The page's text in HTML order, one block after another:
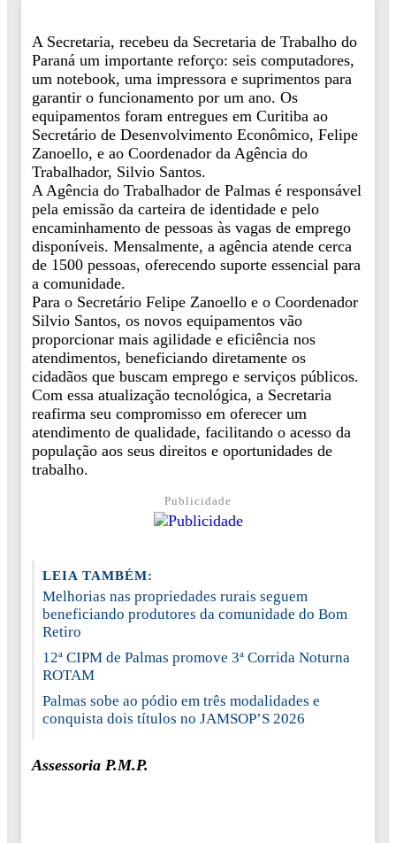
A Secretaria, recebeu da Secretaria de Trabalho do
Paraná um importante reforço: seis computadores,
um notebook, uma impressora e suprimentos para
garantir o funcionamento por um ano. Os
equipamentos foram entregues em Curitiba ao
Secretário de Desenvolvimento Econômico, Felipe
Zanoello, e ao Coordenador da Agência do
Trabalhador, Silvio Santos.
A Agência do Trabalhador de Palmas é responsável
pela emissão da carteira de identidade e pelo
encaminhamento de pessoas às vagas de emprego
disponíveis. Mensalmente, a agência atende cerca
de 1500 pessoas, oferecendo suporte essencial para
a comunidade.
Para o Secretário Felipe Zanoello e o Coordenador
Silvio Santos, os novos equipamentos vão
proporcionar mais agilidade e eficiência nos
atendimentos, beneficiando diretamente os
cidadãos que buscam emprego e serviços públicos.
Com essa atualização tecnológica, a Secretaria
reafirma seu compromisso em oferecer um
atendimento de qualidade, facilitando o acesso da
população aos seus direitos e oportunidades de
trabalho.
Publicidade
LEIA TAMBÉM:
Melhorias nas propriedades rurais seguem
beneficiando produtores da comunidade do Bom
Retiro
12ª CIPM de Palmas promove 3ª Corrida Noturna
ROTAM
Palmas sobe ao pódio em três modalidades e
conquista dois títulos no JAMSOP’S 2026
Assessoria P.M.P.